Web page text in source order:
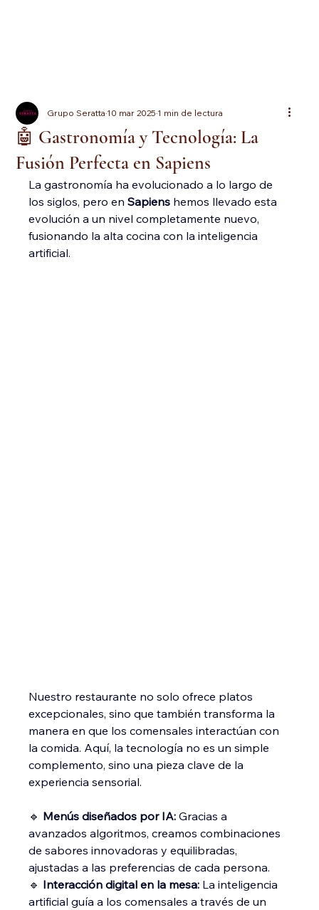
🤖 Gastronomía y Tecnología: La
Fusión Perfecta en Sapiens
Grupo Seratta10 mar 20251 min de lectura
La gastronomía ha evolucionado a lo largo de
los siglos, pero en Sapiens hemos llevado esta
evolución a un nivel completamente nuevo,
fusionando la alta cocina con la inteligencia
artificial.
Nuestro restaurante no solo ofrece platos
excepcionales, sino que también transforma la
manera en que los comensales interactúan con
la comida. Aquí, la tecnología no es un simple
complemento, sino una pieza clave de la
experiencia sensorial.
🔹 Menús diseñados por IA: Gracias a
avanzados algoritmos, creamos combinaciones
de sabores innovadoras y equilibradas,
ajustadas a las preferencias de cada persona.
🔹 Interacción digital en la mesa: La inteligencia
artificial guía a los comensales a través de un